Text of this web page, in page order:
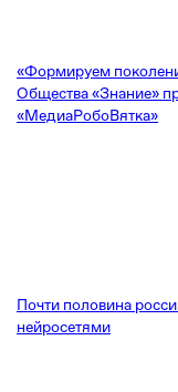
«Формируем
Общества «Знание»
«МедиаРобоВятка»
Почти половина
нейросетями